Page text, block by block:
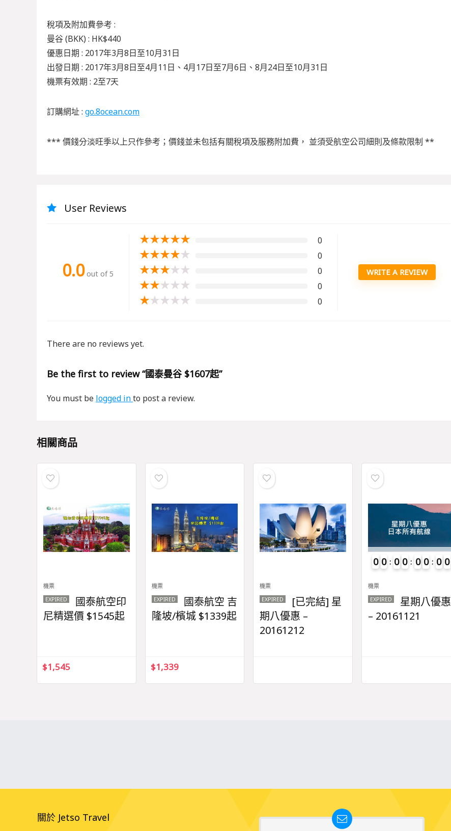
稅項及附加費參考 :
曼谷 (BKK) : HK$440
優惠日期 : 2017年3月8日至10月31日
出發日期 : 2017年3月8日至4月11日、4月17日至7月6日、8月24日至10月31日
機票有效期 : 2至7天
訂購網址 : go.8ocean.com
*** 價錢分淡旺季以上只作參考；價錢並未包括有關稅項及服務附加費， 並須受航空公司細則及條款限制 **
User Reviews
0.0 out of 5
★★★★★ 0
★★★★★ 0
★★★★★ 0
★★★★★ 0
★★★★★ 0
WRITE A REVIEW
There are no reviews yet.
Be the first to review “國泰曼谷 $1607起”
You must be logged into post a review.
相關商品
機票
EXPIRED
國泰航空印
尼精選價 $1545起
$1,545
機票
EXPIRED
國泰航空 吉
隆坡/檳城 $1339起
$1,339
機票
EXPIRED
[已完結] 星
期八優惠 –
20161212
0 0 0 0 0 0 0 0
機票
EXPIRED
星期八優惠
– 20161121
關於 Jetso Travel